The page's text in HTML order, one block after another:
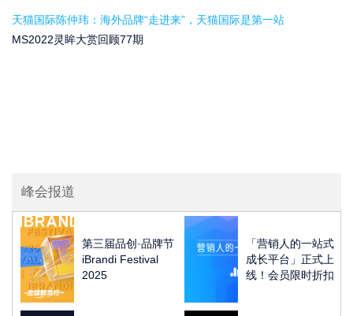
天猫国际陈仲玮：海外品牌“走进来”，天猫国际是第一站
MS2022灵眸大赏回顾77期
峰会报道
第三届品创·品牌节
iBrandi Festival
2025
「营销人的一站式
成长平台」正式上
线！会员限时折扣